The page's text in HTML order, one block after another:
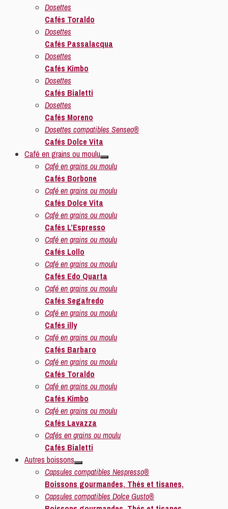
Dosettes
Cafés Toraldo
Dosettes
Cafés Passalacqua
Dosettes
Cafés Kimbo
Dosettes
Cafés Bialetti
Dosettes
Cafés Moreno
Dosettes compatibles Senseo®
Cafés Dolce Vita
Café en grains ou moulu
Café en grains ou moulu
Cafés Borbone
Café en grains ou moulu
Cafés Dolce Vita
Café en grains ou moulu
Cafés L’Espresso
Café en grains ou moulu
Cafés Lollo
Café en grains ou moulu
Cafés Edo Quarta
Café en grains ou moulu
Cafés Segafredo
Café en grains ou moulu
Cafés illy
Café en grains ou moulu
Cafés Barbaro
Café en grains ou moulu
Cafés Toraldo
Café en grains ou moulu
Cafés Kimbo
Café en grains ou moulu
Cafés Lavazza
Cafés en grains ou moulu
Cafés Bialetti
Autres boissons
Capsules compatibles Nespresso®
Boissons gourmandes, Thés et tisanes,
Capsules compatibles Dolce Gusto®